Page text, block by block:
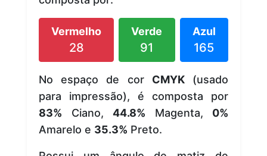
Vermelho
28
Verde
91
Azul
165
No espaço de cor CMYK(usado
para impressão), é composta por
83% Ciano, 44.8% Magenta, 0%
Amarelo e 35.3% Preto.